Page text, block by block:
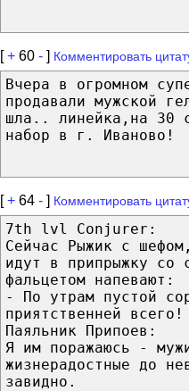
[+ 60 - ] Комментировать
Вчера в огромном
продавали мужской
шла.. линейка,на 30
набор в г. Иваново!
[+ 64 - ] Комментировать
7th lvl Conjurer:
Сейчас Рыжик с
идут в припрыжку со
фальцетом напевают:
- По утрам пустой
приятственней всего!
Паяльник Припоев:
Я им поражаюсь -
жизнерадостные до
завидно.